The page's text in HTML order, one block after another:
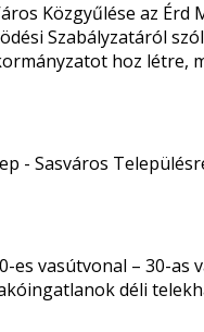
Közgyűlése az
Szabályzatáról
hoz létre,
- Sasváros
es vasútvonal – 30-as
déli